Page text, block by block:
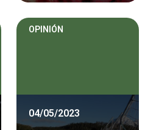
OPINIÓN
04/05/2023